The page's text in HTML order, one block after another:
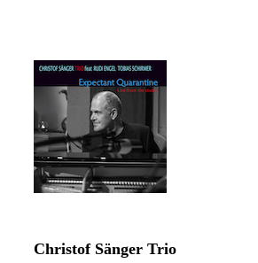
Christof Sänger Trio